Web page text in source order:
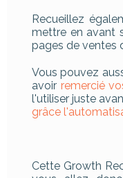
Recueillez
mettre en avant
pages de ventes
Vous pouvez
avoir remercié
l'utiliser juste
grâce
Cette Growth